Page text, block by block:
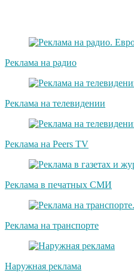
Реклама на радио
Реклама на телевидении
Реклама на Peers TV
Реклама в печатных СМИ
Реклама на транспорте
Наружная реклама